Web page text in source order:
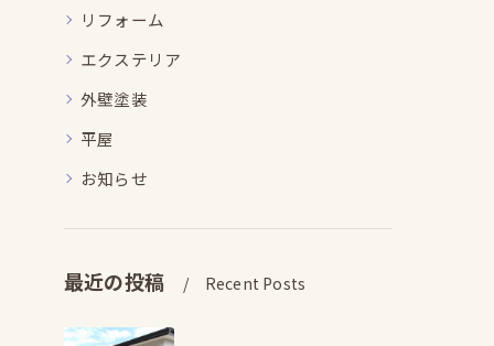
リフォーム
エクステリア
外壁塗装
平屋
お知らせ
最近の投稿 Recent Posts